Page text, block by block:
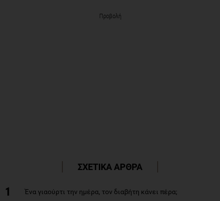
Προβολή
ΣΧΕΤΙΚΑ ΑΡΘΡΑ
1 Ένα γιαούρτι την ημέρα, τον διαβήτη κάνει πέρα;